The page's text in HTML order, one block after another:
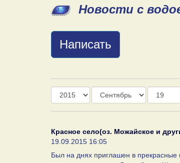
Новости с
Написать
Год Месяц День
Красное село(оз. Можайское и
19.09.2015 16:05
Был на днях приглашен в прекрасные